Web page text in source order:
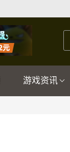
游戏资讯